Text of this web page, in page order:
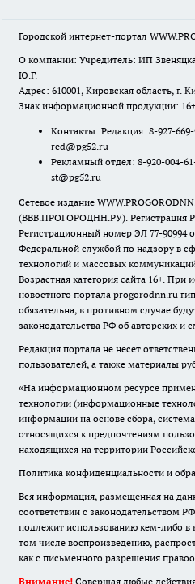
Городской интернет-портал
О компании: Учредитель: ИП
Ю.Г.
Адрес: 610001, Кировская область, г.
Знак информационной продукции: 16+
Контакты: Редакция: 8-927-
red@pg52.ru
Рекламный отдел: 8-920-004-
st@pg52.ru
Сетевое издание
(ВВВ.ПРОГОРОДНН.РУ). Регистрация
Регистрационный номер ЭЛ 77-90994
Федеральной службой по надзору в
технологий и массовых
Возрастная категория сайта 16+. При
новостного портала progorodnn.ru
обязательна, в противном случае
законодательства РФ об авторских и
Редакция портала не несет
пользователей, а также материалы
«На информационном ресурсе
технологии (информационные
информации на основе сбора,
относящихся к предпочтениям
находящихся на территории
Политика конфиденциальности и
Вся информация, размещенная на
соответствии с законодательством
подлежит использованию кем-либо
том числе воспроизведению,
как с письменного разрешения
Внимание! Совершая любые